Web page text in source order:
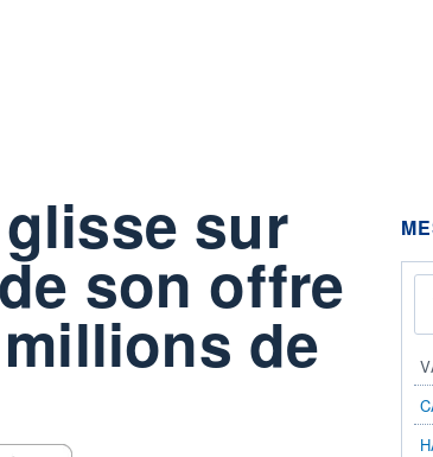
sur
son offre
de